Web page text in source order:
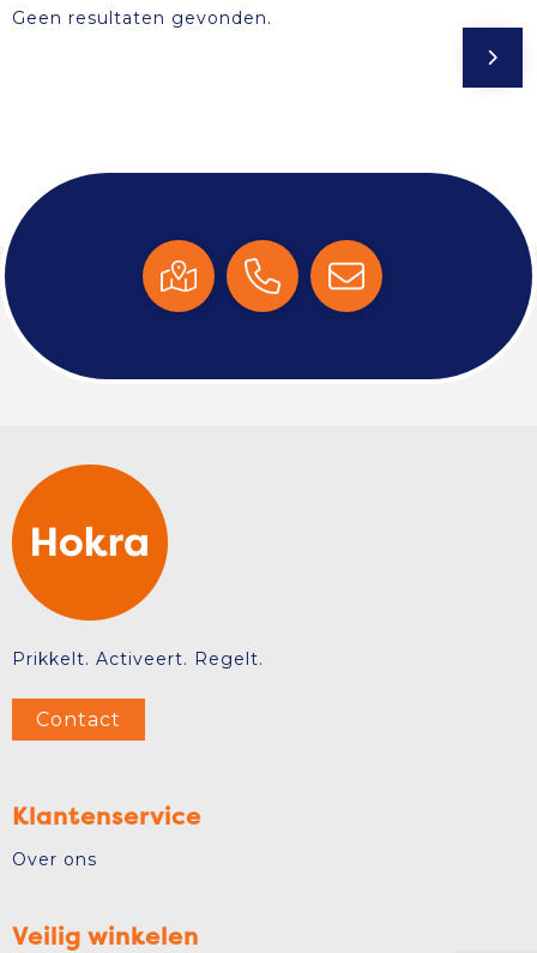
Geen resultaten gevonden.
Prikkelt. Activeert. Regelt.
Contact
Klantenservice
Over ons
Veilig winkelen